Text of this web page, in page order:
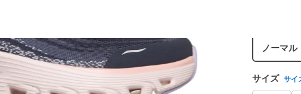
ノーマル
サイズ サイ